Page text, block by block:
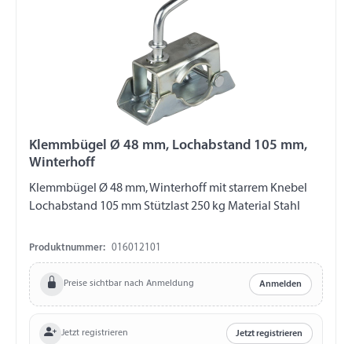
Klemmbügel Ø 48 mm, Lochabstand 105 mm,
Winterhoff
Klemmbügel Ø 48 mm, Winterhoff mit starrem Knebel
Lochabstand 105 mm Stützlast 250 kg Material Stahl
Produktnummer: 016012101
Preise sichtbar nach Anmeldung Anmelden
Jetzt registrieren Jetzt registrieren